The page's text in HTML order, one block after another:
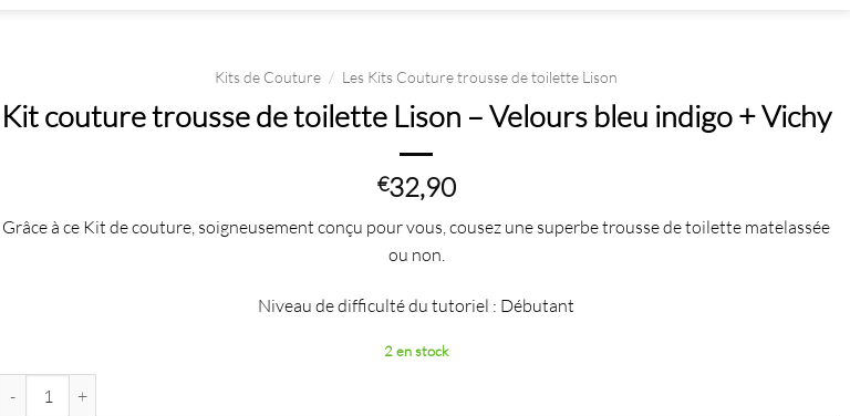
Kits de Couture / Les Kits Couture trousse de toilette Lison
Kit couture trousse de toilette Lison – Velours bleu indigo + Vichy
€32,90
Grâce à ce Kit de couture, soigneusement conçu pour vous, cousez une superbe trousse de toilette matelassée
ou non.
Niveau de difficulté du tutoriel : Débutant
2 en stock